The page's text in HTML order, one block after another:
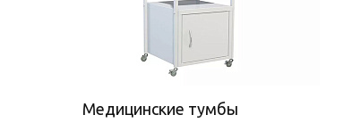
Медицинские тумбы